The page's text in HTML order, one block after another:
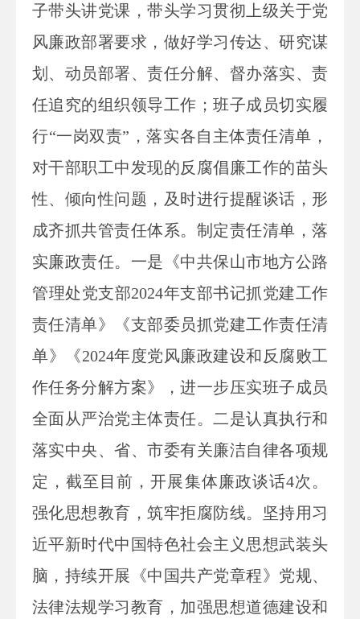
子带头讲党课，带头学习贯彻上级关于党
风廉政部署要求，做好学习传达、研究谋
划、动员部署、责任分解、督办落实、责
任追究的组织领导工作；班子成员切实履
行“一岗双责”，落实各自主体责任清单，
对干部职工中发现的反腐倡廉工作的苗头
性、倾向性问题，及时进行提醒谈话，形
成齐抓共管责任体系。制定责任清单，落
实廉政责任。一是《中共保山市地方公路
管理处党支部2024年支部书记抓党建工作
责任清单》《支部委员抓党建工作责任清
单》《2024年度党风廉政建设和反腐败工
作任务分解方案》，进一步压实班子成员
全面从严治党主体责任。二是认真执行和
落实中央、省、市委有关廉洁自律各项规
定，截至目前，开展集体廉政谈话4次。
强化思想教育，筑牢拒腐防线。坚持用习
近平新时代中国特色社会主义思想武装头
脑，持续开展《中国共产党章程》党规、
法律法规学习教育，加强思想道德建设和